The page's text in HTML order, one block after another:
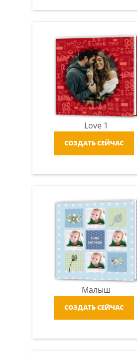
Love 1
СОЗДАТЬ СЕЙЧАС
Малыш
СОЗДАТЬ СЕЙЧАС